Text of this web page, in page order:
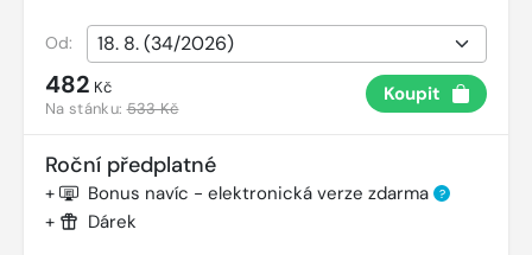
Od:
482 Kč
Na stánku:533 Kč
Koupit
Roční předplatné
+ Bonus navíc - elektronická verze zdarma ?
+ Dárek